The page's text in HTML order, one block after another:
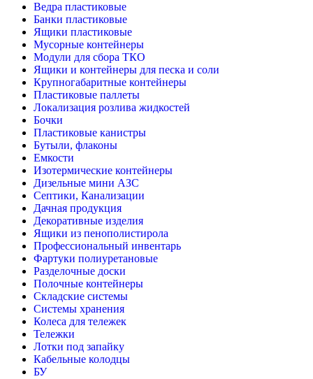
Ведра пластиковые
Банки пластиковые
Ящики пластиковые
Мусорные контейнеры
Модули для сбора ТКО
Ящики и контейнеры для песка и соли
Крупногабаритные контейнеры
Пластиковые паллеты
Локализация розлива жидкостей
Бочки
Пластиковые канистры
Бутыли, флаконы
Емкости
Изотермические контейнеры
Дизельные мини АЗС
Септики, Канализации
Дачная продукция
Декоративные изделия
Ящики из пенополистирола
Профессиональный инвентарь
Фартуки полиуретановые
Разделочные доски
Полочные контейнеры
Складские системы
Системы хранения
Колеса для тележек
Тележки
Лотки под запайку
Кабельные колодцы
БУ